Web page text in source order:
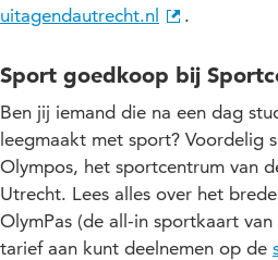
uitagendautrecht.nl
.
Sport goedkoop bij
Ben jij iemand die na een dag
leegmaakt met sport? Voordelig
Olympos, het sportcentrum van
Utrecht. Lees alles over het
OlymPas (de all-in sportkaart
tarief aan kunt deelnemen op de